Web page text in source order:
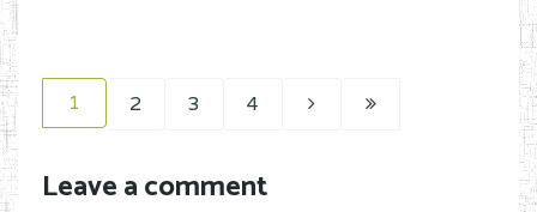
1 2 3 4
Leave a comment